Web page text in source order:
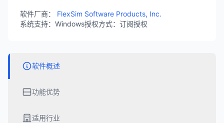
(AGV)、仓储系统等。
软件厂商： FlexSim Software Products, Inc.
系统支持：Windows授权方式：订阅授权
软件概述
功能优势
适用行业